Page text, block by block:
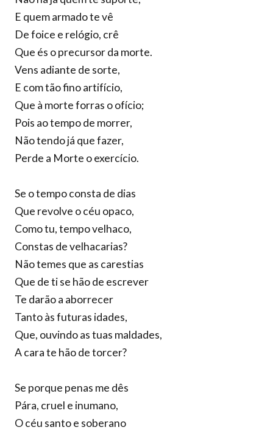
E quem armado te vê
De foice e relógio, crê
Que és o precursor da morte.
Vens adiante de sorte,
E com tão fino artifício,
Que à morte forras o ofício;
Pois ao tempo de morrer,
Não tendo já que fazer,
Perde a Morte o exercício.
Se o tempo consta de dias
Que revolve o céu opaco,
Como tu, tempo velhaco,
Constas de velhacarias?
Não temes que as carestias
Que de ti se hão de escrever
Te darão a aborrecer
Tanto às futuras idades,
Que, ouvindo as tuas maldades,
A cara te hão de torcer?
Se porque penas me dês
Pára, cruel e inumano,
O céu santo e soberano